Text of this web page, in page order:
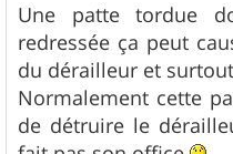
s
s
a
g
e
Une patte tordue
redressée ça peut
du dérailleur et
Normalement cette
de détruire le